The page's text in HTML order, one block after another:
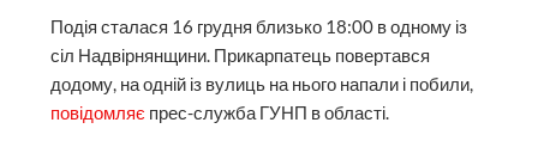
Подія сталася 16 грудня близько 18:00 в одному із
сіл Надвірнянщини. Прикарпатець повертався
додому, на одній із вулиць на нього напали і побили,
повідомляє прес-служба ГУНП в області.